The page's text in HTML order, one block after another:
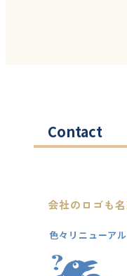
Contact
会社のロゴも
色々リニューア